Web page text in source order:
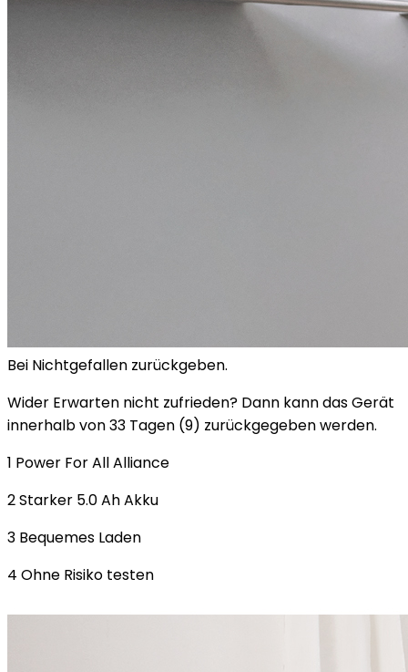
Bei Nichtgefallen zurückgeben.
Wider Erwarten nicht zufrieden? Dann kann das Gerät
innerhalb von 33 Tagen (9) zurückgegeben werden.
1 Power For All Alliance
2 Starker 5.0 Ah Akku
3 Bequemes Laden
4 Ohne Risiko testen